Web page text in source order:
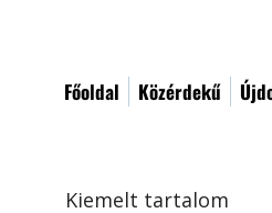
Főoldal Közérdekű
Kiemelt tartalom